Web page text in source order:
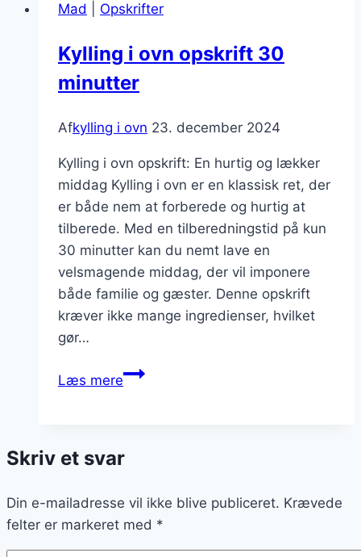
rodfrugter
sund
kost
Mad Opskrifter
Kylling i ovn opskrift 30
minutter
Afkylling i ovn 23. december 2024
Kylling i ovn opskrift: En hurtig og lækker
middag Kylling i ovn er en klassisk ret, der
er både nem at forberede og hurtig at
tilberede. Med en tilberedningstid på kun
30 minutter kan du nemt lave en
velsmagende middag, der vil imponere
både familie og gæster. Denne opskrift
kræver ikke mange ingredienser, hvilket
gør…
Læs mereKylling
30
Skriv et svar
Din e-mailadresse vil ikke blive publiceret. Krævede
felter er markeret med *